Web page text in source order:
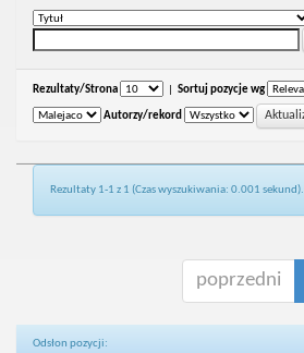
Rezultaty/Strona Sortuj pozycje wg
Autorzy/rekord
Rezultaty 1-1 z 1 (Czas wyszukiwania: 0.001 sekund).
poprzedni
Odsłon pozycji: